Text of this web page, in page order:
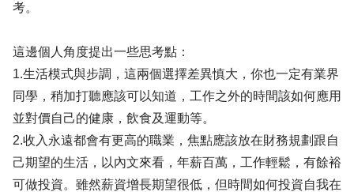
考。
這邊個人角度提出一些思考點：
1.生活模式與步調，這兩個選擇差異慎大，你也一定有業界
同學，稍加打聽應該可以知道，工作之外的時間該如何應用
並對價自己的健康，飲食及運動等。
2.收入永遠都會有更高的職業，焦點應該放在財務規劃跟自
己期望的生活，以內文來看，年薪百萬，工作輕鬆，有餘裕
可做投資。雖然薪資增長期望很低，但時間如何投資自我在